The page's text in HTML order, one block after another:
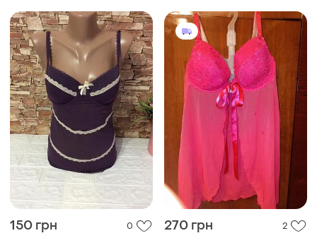
150 грн 0 270 грн 2